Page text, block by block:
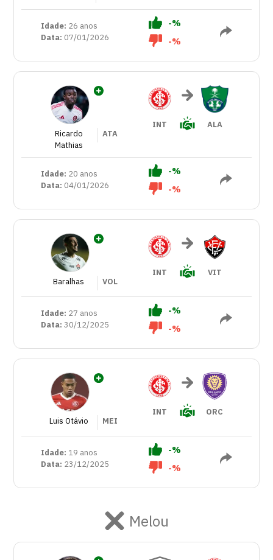
Idade: 26 anos
Data: 07/01/2026
-%
-%
Ricardo
Mathias
ATA
INT ALA
Idade: 20 anos
Data: 04/01/2026
-%
-%
Baralhas VOL
INT VIT
Idade: 27 anos
Data: 30/12/2025
-%
-%
Luis Otávio MEI
INT ORC
Idade: 19 anos
Data: 23/12/2025
-%
-%
Melou